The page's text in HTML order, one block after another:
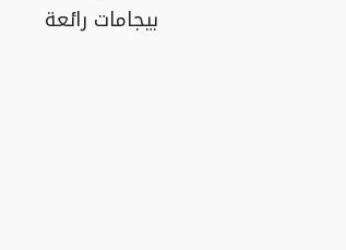
بيجامات رائعة